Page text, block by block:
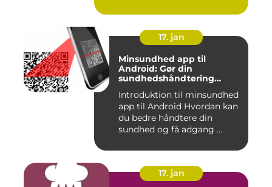
17. jan
Minsundhed app til
Android: Gør din
sundhedshåndtering
Introduktion til minsundhed
app til Android Hvordan kan
du bedre håndtere din
sundhed og få adgang ...
17. jan